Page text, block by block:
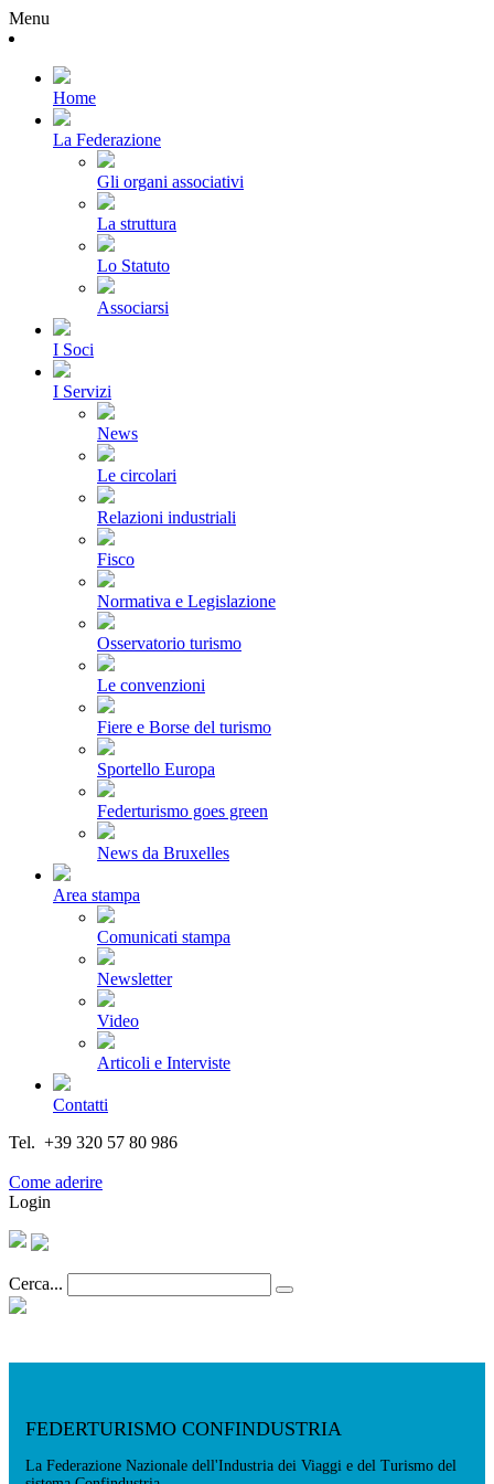
Menu
Home
La Federazione
Gli organi associativi
La struttura
Lo Statuto
Associarsi
I Soci
I Servizi
News
Le circolari
Relazioni industriali
Fisco
Normativa e Legislazione
Osservatorio turismo
Le convenzioni
Fiere e Borse del turismo
Sportello Europa
Federturismo goes green
News da Bruxelles
Area stampa
Comunicati stampa
Newsletter
Video
Articoli e Interviste
Contatti
Tel. +39 320 57 80 986
Come aderire
Login
Cerca...
FEDERTURISMO CONFINDUSTRIA
La Federazione Nazionale dell'Industria dei Viaggi e del Turismo del